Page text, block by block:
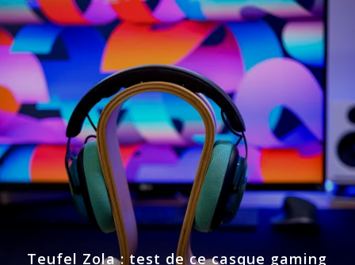
Teufel Zola : test de ce casque gaming